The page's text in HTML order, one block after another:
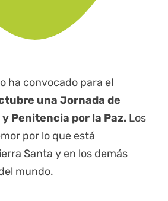
ha convocado para el
una Jornada de
Penitencia por la Paz. Los
por lo que está
Santa y en los demás
mundo.